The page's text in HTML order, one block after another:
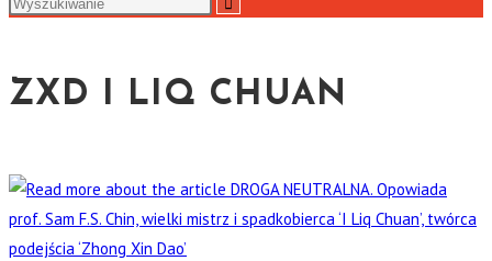
ZXD I LIQ CHUAN